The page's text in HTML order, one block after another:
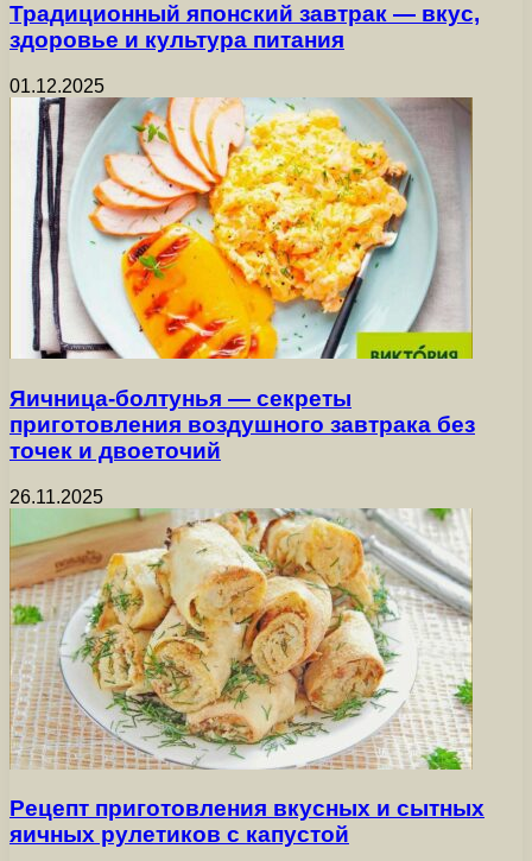
Традиционный японский завтрак — вкус,
здоровье и культура питания
01.12.2025
Яичница-болтунья — секреты
приготовления воздушного завтрака без
точек и двоеточий
26.11.2025
Рецепт приготовления вкусных и сытных
яичных рулетиков с капустой